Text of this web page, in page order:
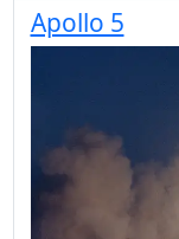
Apollo 5